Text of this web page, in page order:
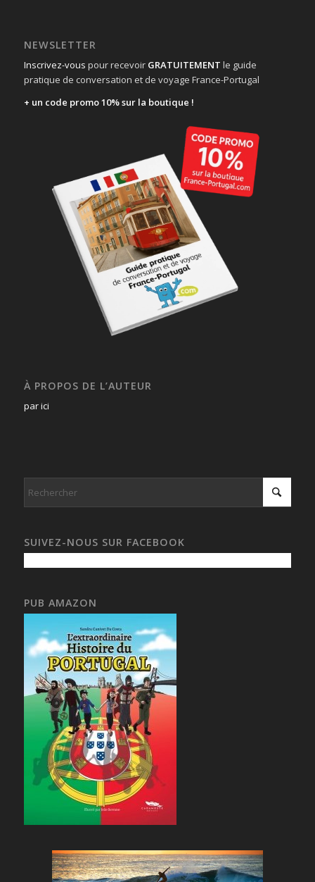
NEWSLETTER
Inscrivez-vous pour recevoir GRATUITEMENT le guide
pratique de conversation et de voyage France-Portugal
+ un code promo 10% sur la boutique !
À PROPOS DE L’AUTEUR
par ici
SUIVEZ-NOUS SUR FACEBOOK
PUB AMAZON